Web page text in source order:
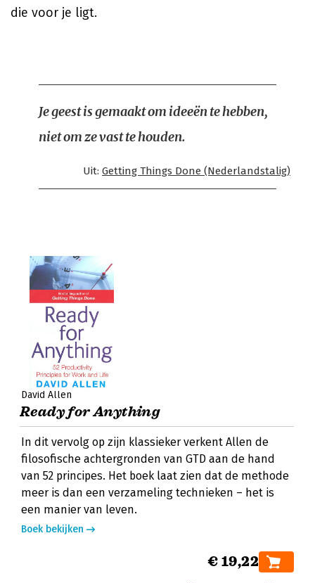
die voor je ligt.
Je geest is gemaakt om ideeën te hebben,
niet om ze vast te houden.
Uit: Getting Things Done (Nederlandstalig)
David Allen
Ready for Anything
In dit vervolg op zijn klassieker verkent Allen de
filosofische achtergronden van GTD aan de hand
van 52 principes. Het boek laat zien dat de methode
meer is dan een verzameling technieken – het is
een manier van leven.
Boek bekijken
€ 19,22